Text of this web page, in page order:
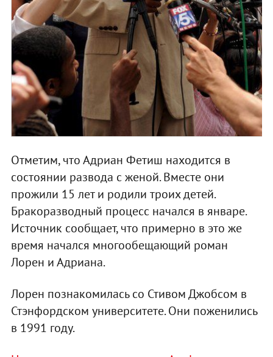
Отметим, что Адриан Фетиш находится в
состоянии развода с женой. Вместе они
прожили 15 лет и родили троих детей.
Бракоразводный процесс начался в январе.
Источник сообщает, что примерно в это же
время начался многообещающий роман
Лорен и Адриана.
Лорен познакомилась со Стивом Джобсом в
Стэнфордском университете. Они поженились
в 1991 году.